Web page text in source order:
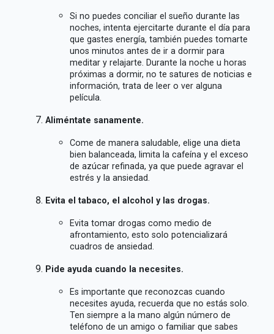
Si no puedes conciliar el sueño durante las
noches, intenta ejercitarte durante el día para
que gastes energía, también puedes tomarte
unos minutos antes de ir a dormir para
meditar y relajarte. Durante la noche u horas
próximas a dormir, no te satures de noticias e
información, trata de leer o ver alguna
película.
Aliméntate sanamente.
Come de manera saludable, elige una dieta
bien balanceada, limita la cafeína y el exceso
de azúcar refinada, ya que puede agravar el
estrés y la ansiedad.
Evita el tabaco, el alcohol y las drogas.
Evita tomar drogas como medio de
afrontamiento, esto solo potencializará
cuadros de ansiedad.
Pide ayuda cuando la necesites.
Es importante que reconozcas cuando
necesites ayuda, recuerda que no estás solo.
Ten siempre a la mano algún número de
teléfono de un amigo o familiar que sabes